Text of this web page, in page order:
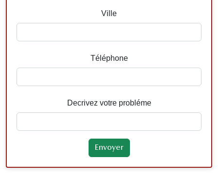
Ville
Téléphone
Decrivez votre probléme